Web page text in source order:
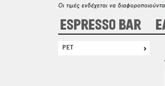
Οι τιμές ενδέχεται να
ESPRESSO BAR
PET